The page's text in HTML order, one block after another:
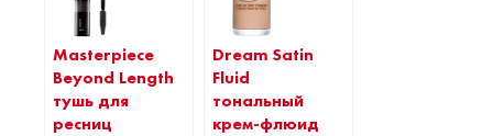
Masterpiece
Beyond Length
тушь для
ресниц
Dream Satin
Fluid
тональный
крем-флюид